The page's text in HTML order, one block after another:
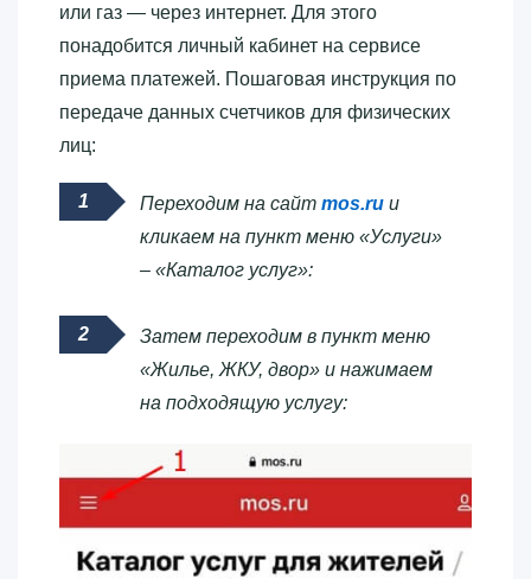
или газ — через интернет. Для этого
понадобится личный кабинет на сервисе
приема платежей. Пошаговая инструкция по
передаче данных счетчиков для физических
лиц:
Переходим на сайт mos.ru и
кликаем на пункт меню «Услуги»
– «Каталог услуг»:
Затем переходим в пункт меню
«Жилье, ЖКУ, двор» и нажимаем
на подходящую услугу: